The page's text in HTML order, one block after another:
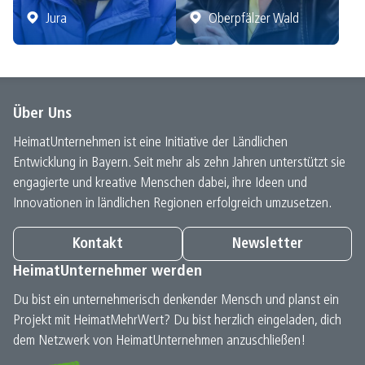
Jura
Oberpfälzer Wald
Über Uns
HeimatUnternehmen ist eine Initiative der Ländlichen
Entwicklung in Bayern. Seit mehr als zehn Jahren unterstützt sie
engagierte und kreative Menschen dabei, ihre Ideen und
Innovationen in ländlichen Regionen erfolgreich umzusetzen.
Kontakt
Newsletter
HeimatUnternehmer werden
Du bist ein unternehmerisch denkender Mensch und planst ein
Projekt mit HeimatMehrWert? Du bist herzlich eingeladen, dich
dem Netzwerk von HeimatUnternehmen anzuschließen!